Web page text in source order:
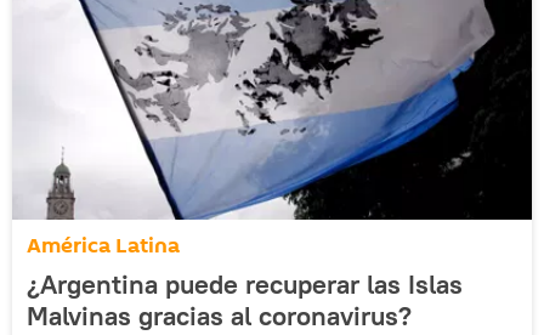
América Latina
¿Argentina puede recuperar las Islas
Malvinas gracias al coronavirus?